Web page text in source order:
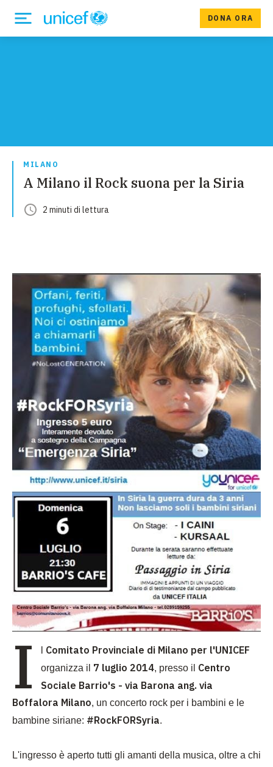
DONA ORA
MILANO
A Milano il Rock suona per la Siria
2 minuti di lettura
I Comitato Provinciale di Milano per l'UNICEF
organizza il 7 luglio 2014, presso il Centro
Sociale Barrio's - via Barona ang. via
Boffalora Milano, un concerto rock per i bambini e le
bambine siriane: #RockFORSyria.
L'ingresso è aperto tutti gli amanti della musica, oltre a chi